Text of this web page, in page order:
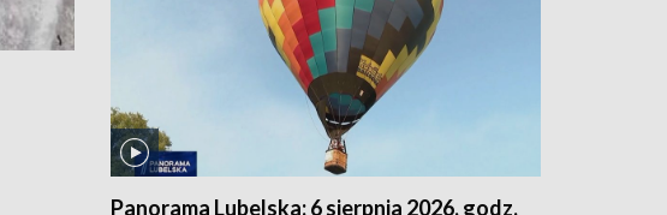
Panorama Lubelska: 6 sierpnia 2026, godz.